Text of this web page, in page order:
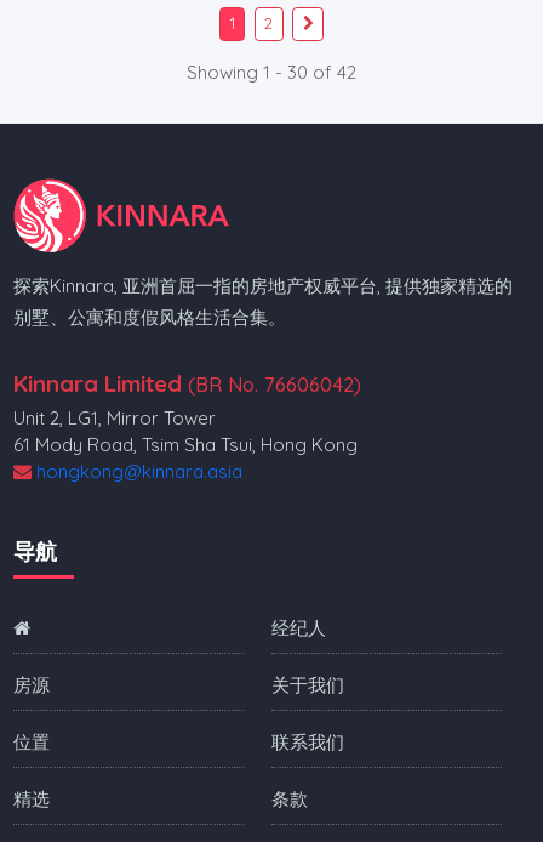
1 2
Showing 1 - 30 of 42
探索Kinnara, 亚洲首屈一指的房地产权威平台, 提供独家精选的
别墅、公寓和度假风格生活合集。
Kinnara Limited (BR No. 76606042)
Unit 2, LG1, Mirror Tower
61 Mody Road, Tsim Sha Tsui, Hong Kong
hongkong@kinnara.asia
导航
房源
位置
精选
经纪人
关于我们
联系我们
条款